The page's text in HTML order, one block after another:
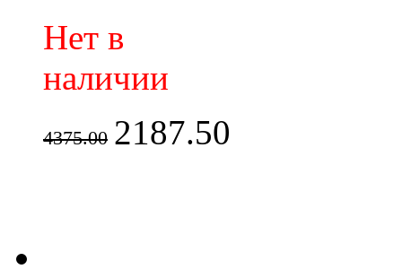
Нет в
наличии
4375.00 2187.50